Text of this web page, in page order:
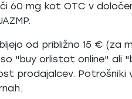
60 mg kot OTC v
od približno 15 €
"buy orlistat online" ali
prodajalcev. Potrošniki